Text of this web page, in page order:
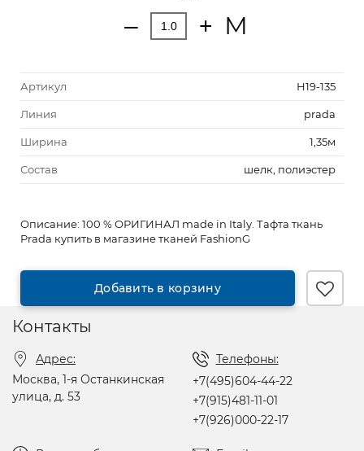
‒ + М
Артикул Н19-135
Линия prada
Ширина 1,35м
Состав шелк, полиэстер
Описание: 100 % ОРИГИНАЛ made in Italy. Тафта ткань
Prada купить в магазине тканей FashionG
Добавить в корзину
Контакты
Адрес:
Москва, 1-я Останкинская
улица, д. 53
Телефоны:
+7(495)604-44-22
+7(915)481-11-01
+7(926)000-22-17